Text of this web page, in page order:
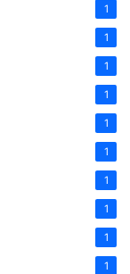
1
1
1
1
1
1
1
1
1
1